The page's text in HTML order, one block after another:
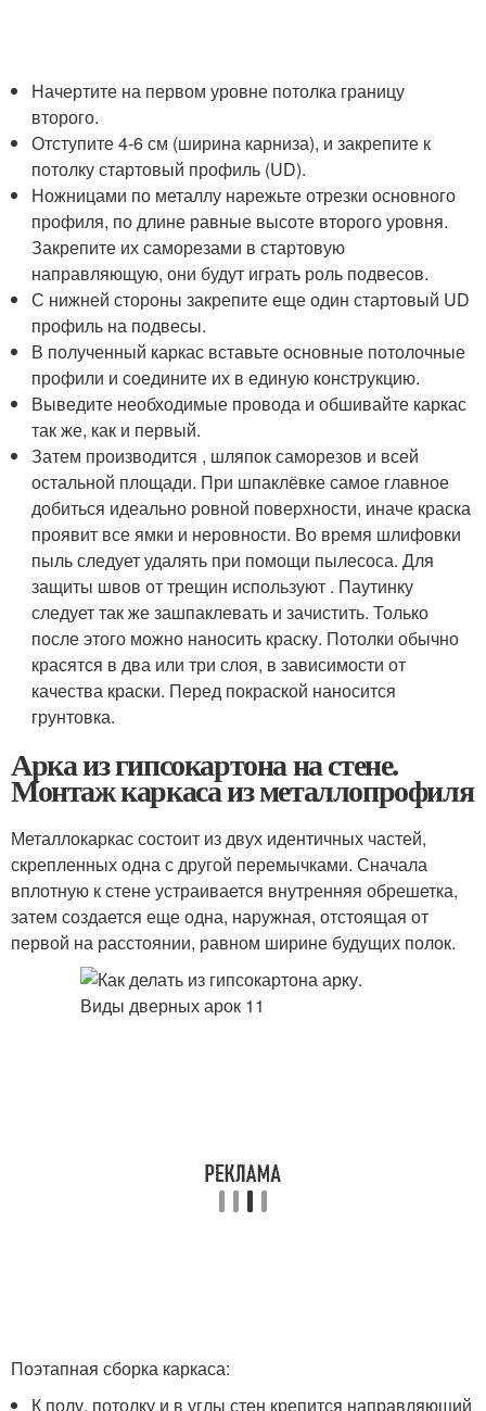
Начертите на первом уровне потолка границу
второго.
Отступите 4-6 см (ширина карниза), и закрепите к
потолку стартовый профиль (UD).
Ножницами по металлу нарежьте отрезки основного
профиля, по длине равные высоте второго уровня.
Закрепите их саморезами в стартовую
направляющую, они будут играть роль подвесов.
С нижней стороны закрепите еще один стартовый UD
профиль на подвесы.
В полученный каркас вставьте основные потолочные
профили и соедините их в единую конструкцию.
Выведите необходимые провода и обшивайте каркас
так же, как и первый.
Затем производится , шляпок саморезов и всей
остальной площади. При шпаклёвке самое главное
добиться идеально ровной поверхности, иначе краска
проявит все ямки и неровности. Во время шлифовки
пыль следует удалять при помощи пылесоса. Для
защиты швов от трещин используют . Паутинку
следует так же зашпаклевать и зачистить. Только
после этого можно наносить краску. Потолки обычно
красятся в два или три слоя, в зависимости от
качества краски. Перед покраской наносится
грунтовка.
Арка из гипсокартона на стене.
Монтаж каркаса из металлопрофиля
Металлокаркас состоит из двух идентичных частей,
скрепленных одна с другой перемычками. Сначала
вплотную к стене устраивается внутренняя обрешетка,
затем создается еще одна, наружная, отстоящая от
первой на расстоянии, равном ширине будущих полок.
Поэтапная сборка каркаса:
К полу, потолку и в углы стен крепится направляющий